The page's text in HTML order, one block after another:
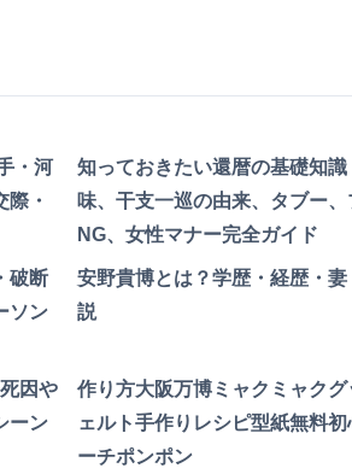
・河
・
知っておきたい還暦の基礎知
味、干支一巡の由来、タブー、
NG、女性マナー完全ガイド
破断
ソン
安野貴博とは？学歴・経歴・
説
因や
ーン
作り方大阪万博ミャクミャク
ェルト手作りレシピ型紙無料
ーチポンポン